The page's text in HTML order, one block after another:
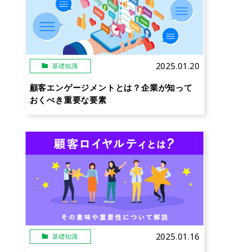
基礎知識
2025.01.20
顧客エンゲージメントとは？企業が知って
おくべき重要な要素
基礎知識
2025.01.16